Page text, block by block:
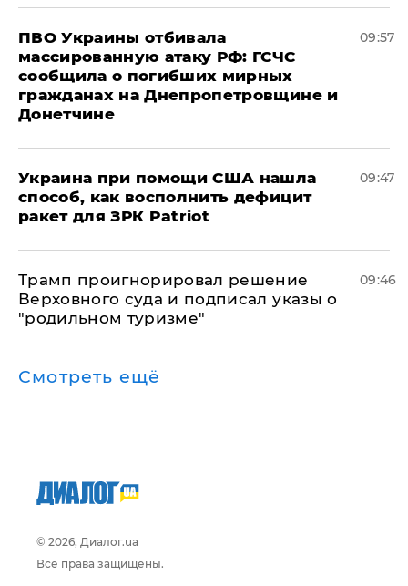
ПВО Украины отбивала
массированную атаку РФ: ГСЧС
сообщила о погибших мирных
гражданах на Днепропетровщине и
Донетчине
09:57
Украина при помощи США нашла
способ, как восполнить дефицит
ракет для ЗРК Patriot
09:47
Трамп проигнорировал решение
Верховного суда и подписал указы о
"родильном туризме"
09:46
Смотреть ещё
© 2026, Диалог.ua
Все права защищены.